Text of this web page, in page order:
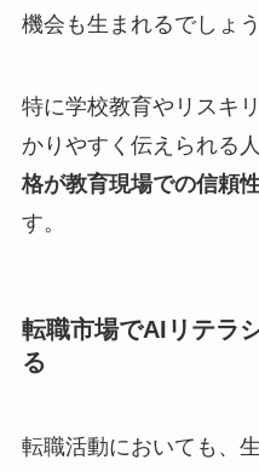
機会も生まれるでしょう
特に学校教育やリスキ
かりやすく伝えられる
格が教育現場での信頼
す。
転職市場でAIリテラ
る
転職活動においても、